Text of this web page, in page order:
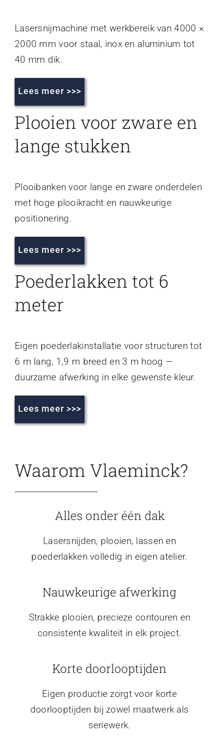
Lasersnijmachine met werkbereik van 4000 ×
2000 mm voor staal, inox en aluminium tot
40 mm dik.
Lees meer >>>
Plooien voor zware en
lange stukken
Plooibanken voor lange en zware onderdelen
met hoge plooikracht en nauwkeurige
positionering.
Lees meer >>>
Poederlakken tot 6
meter
Eigen poederlakinstallatie voor structuren tot
6 m lang, 1,9 m breed en 3 m hoog —
duurzame afwerking in elke gewenste kleur.
Lees meer >>>
Waarom Vlaeminck?
Alles onder één dak
Lasersnijden, plooien, lassen en
poederlakken volledig in eigen atelier.
Nauwkeurige afwerking
Strakke plooien, precieze contouren en
consistente kwaliteit in elk project.
Korte doorlooptijden
Eigen productie zorgt voor korte
doorlooptijden bij zowel maatwerk als
seriewerk.